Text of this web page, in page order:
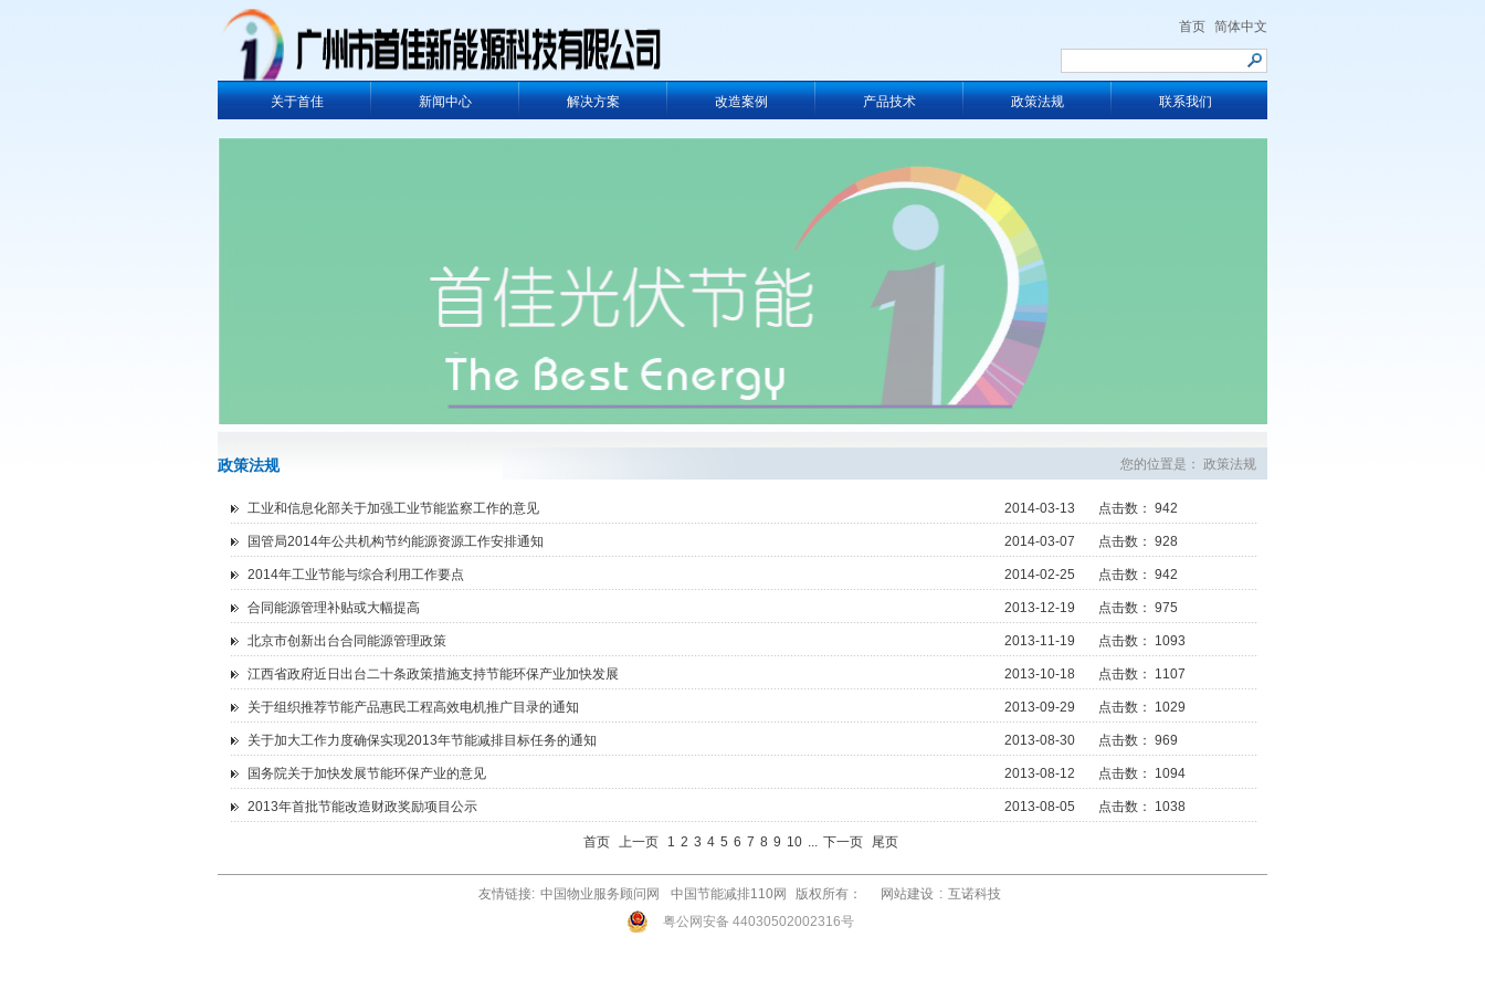
首页 简体中文
关于首佳 新闻中心 解决方案 改造案例 产品技术 政策法规 联系我们
您的位置是： 政策法规
政策法规
工业和信息化部关于加强工业节能监察工作的意见 2014-03-13 点击数： 942
国管局2014年公共机构节约能源资源工作安排通知 2014-03-07 点击数： 928
2014年工业节能与综合利用工作要点 2014-02-25 点击数： 942
合同能源管理补贴或大幅提高 2013-12-19 点击数： 975
北京市创新出台合同能源管理政策 2013-11-19 点击数： 1093
江西省政府近日出台二十条政策措施支持节能环保产业加快发展 2013-10-18 点击数： 1107
关于组织推荐节能产品惠民工程高效电机推广目录的通知 2013-09-29 点击数： 1029
关于加大工作力度确保实现2013年节能减排目标任务的通知 2013-08-30 点击数： 969
国务院关于加快发展节能环保产业的意见 2013-08-12 点击数： 1094
2013年首批节能改造财政奖励项目公示 2013-08-05 点击数： 1038
首页 上一页 1 2 3 4 5 6 7 8 9 10 ... 下一页 尾页
友情链接: 中国物业服务顾问网 中国节能减排110网 版权所有： 网站建设 : 互诺科技
粤公网安备 44030502002316号